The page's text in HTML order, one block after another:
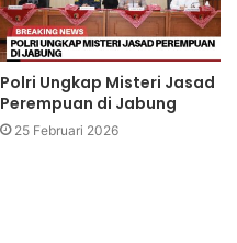
Polri Ungkap Misteri Jasad
Perempuan di Jabung
25 Februari 2026